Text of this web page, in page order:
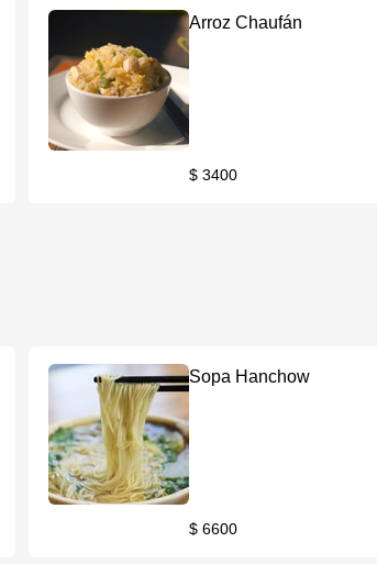
Arroz Chaufán
$ 3400
Sopa Hanchow
$ 6600